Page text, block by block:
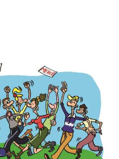
fenêtre)fenêtre)
(nouvelle fenêtre)
(nouvelle fenêtre)